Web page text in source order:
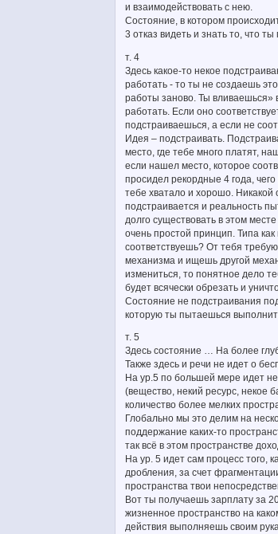
и взаимодействовать с нею.
Состояние, в котором
3 отказ видеть и знать то, что
т. 4
Здесь какое-то некое
работать - то ты не создаешь
работы заново. Ты вливаешься»
работать. Если оно
подстраиваешься, а если не
Идея – подстраивать.
место, где тебе много платят,
если нашел место, которое
просидел рекордные 4 года,
тебе хватало и хорошо. Никакой
подстраивается и реальность
долго существовать в этом
очень простой принцип. Типа
соответствуешь? От тебя
механизма и ищешь другой
измениться, то понятное дело
будет всячески обрезать и
Состояние не подстраивания
которую ты пытаешься
т. 5
Здесь состояние … На более
Также здесь и речи не идет о
На ур.5 по большей мере идет
(вещество, некий ресурс, некое
количество более мелких
Глобально мы это делим на
поддержание каких-то
так всё в этом пространстве
На ур. 5 идет сам процесс того,
дробления, за счет
пространства твои
Вот ты получаешь зарплату за
жизненное пространство на
действия выполняешь своим